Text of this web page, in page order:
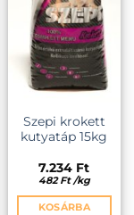
Szepi krokett
kutyatáp 15kg
7.234 Ft
482Ft /kg
KOSÁRBA